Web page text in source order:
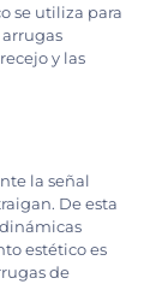
se utiliza para
y las
la señal
De esta
estético es
de